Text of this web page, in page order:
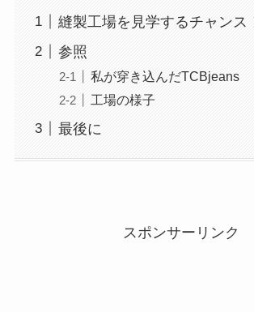
縫製工場を見学するチャンス
参照
私が穿き込んだTCBjeans
工場の様子
最後に
スポンサーリンク